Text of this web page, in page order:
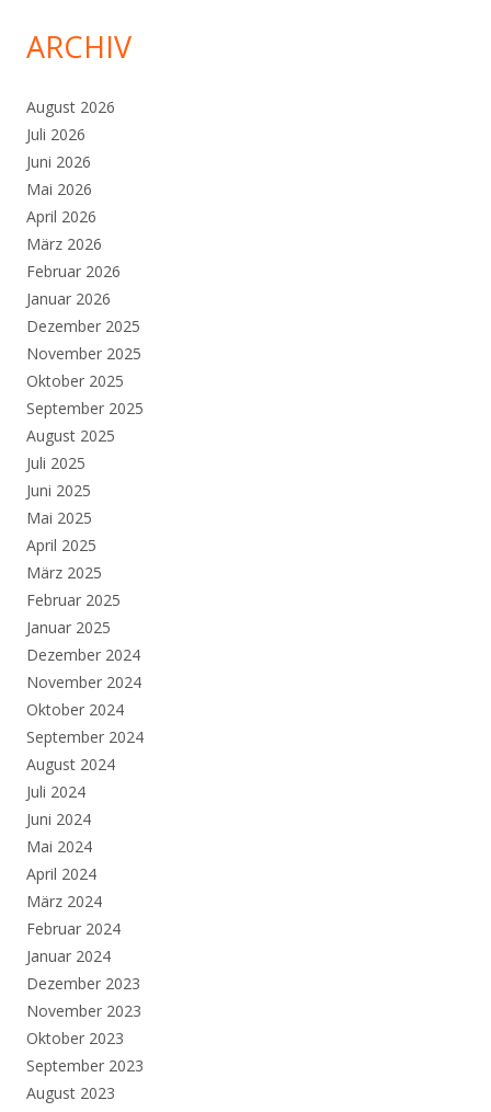
ARCHIV
August 2026
Juli 2026
Juni 2026
Mai 2026
April 2026
März 2026
Februar 2026
Januar 2026
Dezember 2025
November 2025
Oktober 2025
September 2025
August 2025
Juli 2025
Juni 2025
Mai 2025
April 2025
März 2025
Februar 2025
Januar 2025
Dezember 2024
November 2024
Oktober 2024
September 2024
August 2024
Juli 2024
Juni 2024
Mai 2024
April 2024
März 2024
Februar 2024
Januar 2024
Dezember 2023
November 2023
Oktober 2023
September 2023
August 2023